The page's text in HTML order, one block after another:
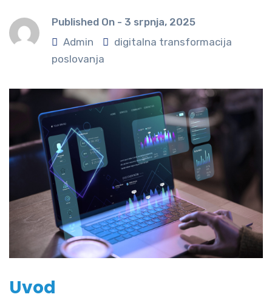
Published On - 3 srpnja, 2025
Admin
digitalna transformacija
poslovanja
Uvod